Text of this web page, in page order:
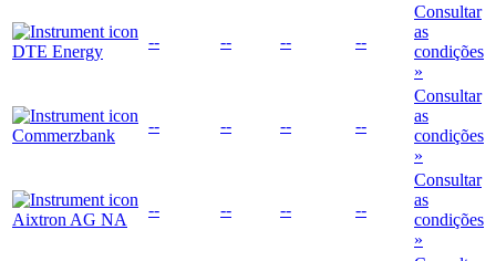
DTE Energy
-- -- -- --
Consultar
as
condições
»
Commerzbank
-- -- -- --
Consultar
as
condições
»
Aixtron AG NA
-- -- -- --
Consultar
as
condições
»